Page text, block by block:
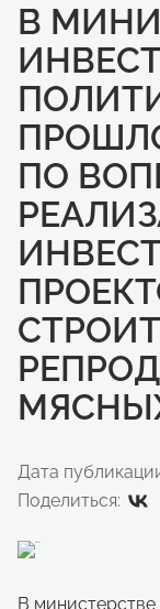
В
ПО
Дата
Поделиться:
В